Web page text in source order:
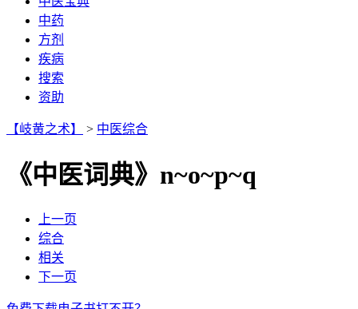
中药
方剂
疾病
搜索
资助
【岐黄之术】 > 中医综合
《中医词典》n~o~p~q
上一页
综合
相关
下一页